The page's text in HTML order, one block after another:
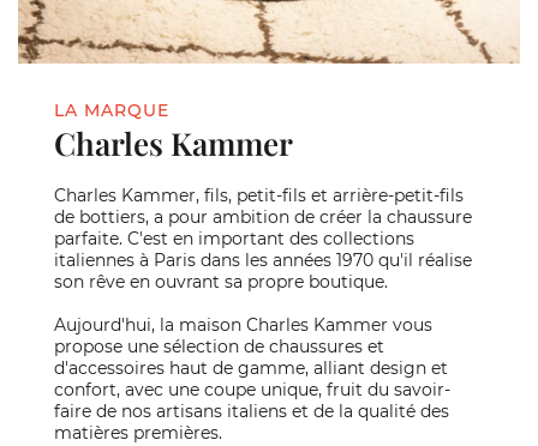
LA MARQUE
Charles Kammer
Charles Kammer, fils, petit-fils et arrière-petit-fils
de bottiers, a pour ambition de créer la chaussure
parfaite. C'est en important des collections
italiennes à Paris dans les années 1970 qu'il réalise
son rêve en ouvrant sa propre boutique.
Aujourd'hui, la maison Charles Kammer vous
propose une sélection de chaussures et
d'accessoires haut de gamme, alliant design et
confort, avec une coupe unique, fruit du savoir-
faire de nos artisans italiens et de la qualité des
matières premières.